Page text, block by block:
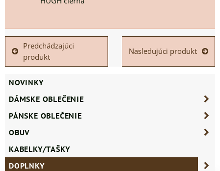
Predchádzajúci
produkt
Nasledujúci produkt
NOVINKY
DÁMSKE OBLEČENIE
PÁNSKE OBLEČENIE
OBUV
KABELKY/TAŠKY
DOPLNKY